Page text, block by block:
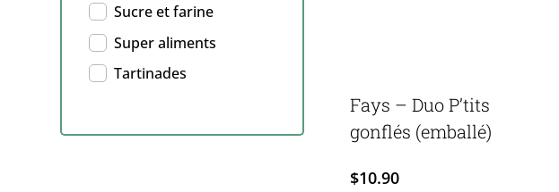
Sucre et farine
Super aliments
Tartinades
Fays – Duo P’tits
gonflés (emballé)
$10.90